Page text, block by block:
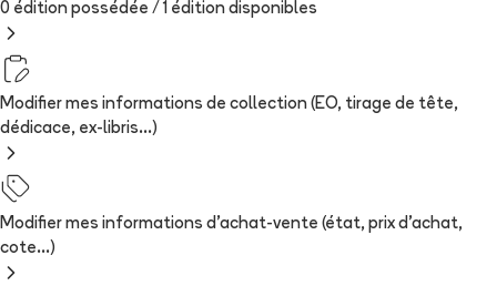
0 édition possédée / 1 édition disponibles
Modifier mes informations de collection (EO, tirage de tête,
dédicace, ex-libris...)
Modifier mes informations d'achat-vente (état, prix d'achat,
cote...)